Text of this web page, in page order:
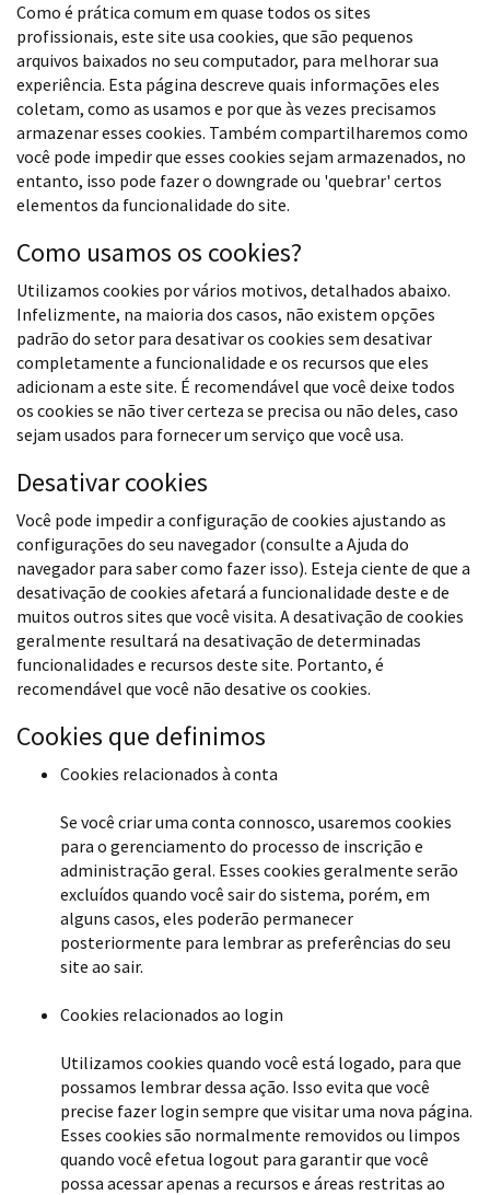
Como é prática comum em quase todos os sites
profissionais, este site usa cookies, que são pequenos
arquivos baixados no seu computador, para melhorar sua
experiência. Esta página descreve quais informações eles
coletam, como as usamos e por que às vezes precisamos
armazenar esses cookies. Também compartilharemos como
você pode impedir que esses cookies sejam armazenados, no
entanto, isso pode fazer o downgrade ou 'quebrar' certos
elementos da funcionalidade do site.
Como usamos os cookies?
Utilizamos cookies por vários motivos, detalhados abaixo.
Infelizmente, na maioria dos casos, não existem opções
padrão do setor para desativar os cookies sem desativar
completamente a funcionalidade e os recursos que eles
adicionam a este site. É recomendável que você deixe todos
os cookies se não tiver certeza se precisa ou não deles, caso
sejam usados ​​para fornecer um serviço que você usa.
Desativar cookies
Você pode impedir a configuração de cookies ajustando as
configurações do seu navegador (consulte a Ajuda do
navegador para saber como fazer isso). Esteja ciente de que a
desativação de cookies afetará a funcionalidade deste e de
muitos outros sites que você visita. A desativação de cookies
geralmente resultará na desativação de determinadas
funcionalidades e recursos deste site. Portanto, é
recomendável que você não desative os cookies.
Cookies que definimos
Cookies relacionados à conta
Se você criar uma conta connosco, usaremos cookies
para o gerenciamento do processo de inscrição e
administração geral. Esses cookies geralmente serão
excluídos quando você sair do sistema, porém, em
alguns casos, eles poderão permanecer
posteriormente para lembrar as preferências do seu
site ao sair.
Cookies relacionados ao login
Utilizamos cookies quando você está logado, para que
possamos lembrar dessa ação. Isso evita que você
precise fazer login sempre que visitar uma nova página.
Esses cookies são normalmente removidos ou limpos
quando você efetua logout para garantir que você
possa acessar apenas a recursos e áreas restritas ao